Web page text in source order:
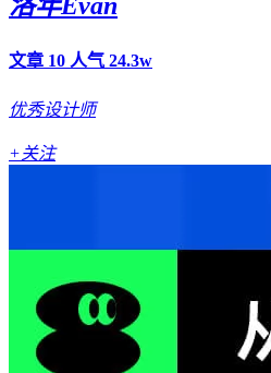
洛年Evan
文章 10 人气 24.3w
优秀设计师
+关注